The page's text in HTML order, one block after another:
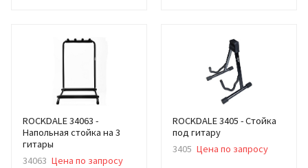
ROCKDALE 34063 -
Напольная стойка на 3
гитары
34063 Цена по запросу
ROCKDALE 3405 - Стойка
под гитару
3405 Цена по запросу